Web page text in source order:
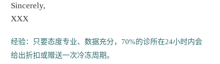
Sincerely,
XXX
经验：只要态度专业、数据充分，70%的诊所在24小时内会
给出折扣或赠送一次冷冻周期。